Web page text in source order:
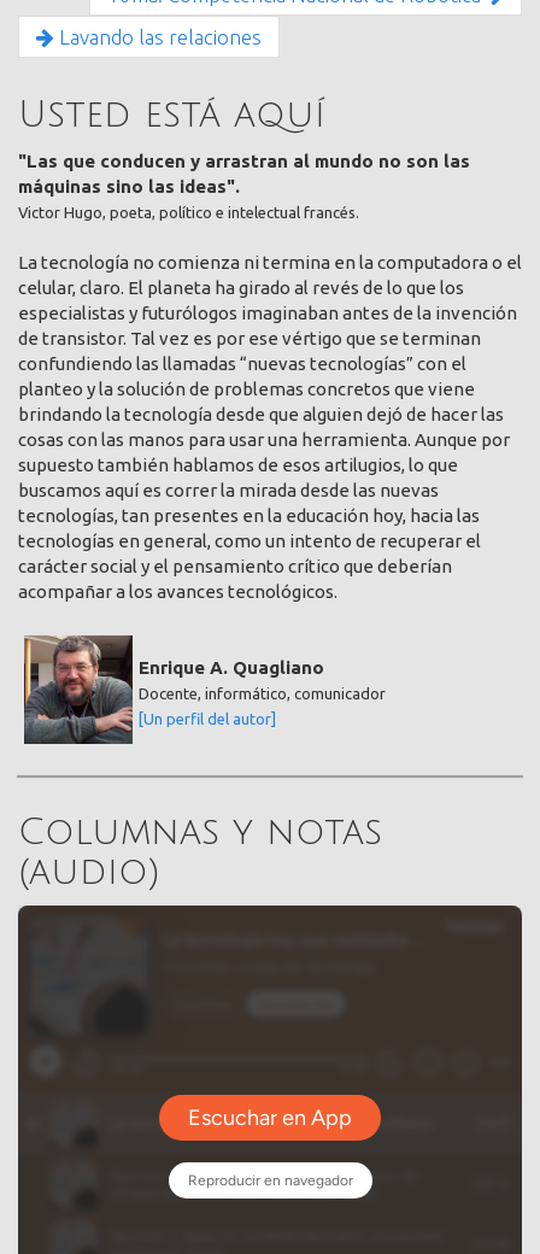
Lavando las relaciones
Usted está aquí
"Las que conducen y arrastran al mundo no son las
máquinas sino las ideas".
Victor Hugo, poeta, político e intelectual francés.
La tecnología no comienza ni termina en la computadora o el
celular, claro. El planeta ha girado al revés de lo que los
especialistas y futurólogos imaginaban antes de la invención
de transistor. Tal vez es por ese vértigo que se terminan
confundiendo las llamadas “nuevas tecnologías” con el
planteo y la solución de problemas concretos que viene
brindando la tecnología desde que alguien dejó de hacer las
cosas con las manos para usar una herramienta. Aunque por
supuesto también hablamos de esos artilugios, lo que
buscamos aquí es correr la mirada desde las nuevas
tecnologías, tan presentes en la educación hoy, hacia las
tecnologías en general, como un intento de recuperar el
carácter social y el pensamiento crítico que deberían
acompañar a los avances tecnológicos.
Enrique A. Quagliano
Docente, informático, comunicador
[Un perfil del autor]
Columnas y notas
(audio)